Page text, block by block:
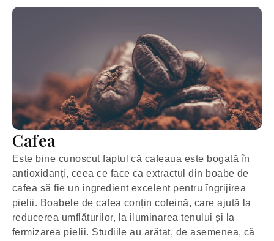
Cafea
Este bine cunoscut faptul că cafeaua este bogată în
antioxidanți, ceea ce face ca extractul din boabe de
cafea să fie un ingredient excelent pentru îngrijirea
pielii. Boabele de cafea conțin cofeină, care ajută la
reducerea umflăturilor, la iluminarea tenului și la
fermizarea pielii. Studiile au arătat, de asemenea, că